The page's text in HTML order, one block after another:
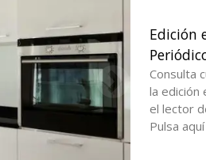
Edición
Consulta
la edición
el lector
Pulsa aquí